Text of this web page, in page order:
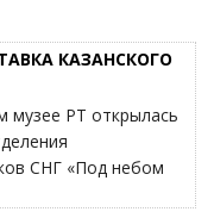
КАЗАНСКОГО
музее РТ открылась
СНГ «Под небом